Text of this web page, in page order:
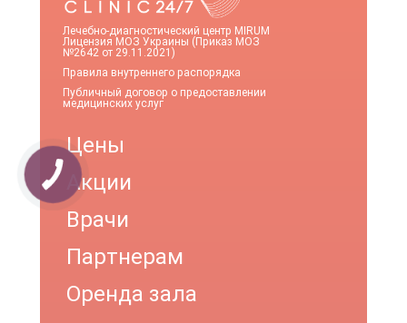
Лечебно-диагностический центр MIRUM
Лицензия МОЗ Украины (Приказ МОЗ
№2642 от 29.11.2021)
Правила внутреннего распорядка
Публичный договор о предоставлении
медицинских услуг
Цены
Акции
Врачи
Партнерам
Оренда зала